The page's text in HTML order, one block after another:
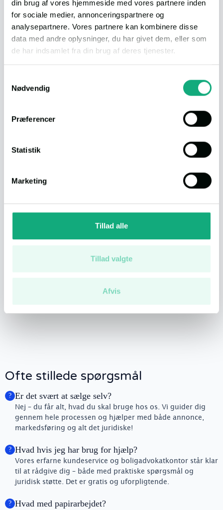
din brug af vores hjemmeside med vores partnere inden
for sociale medier, annonceringspartnere og
analysepartnere. Vores partnere kan kombinere disse
data med andre oplysninger, du har givet dem, eller som
de har indsamlet fra din brug af deres tjenester.
Nødvendig
Præferencer
Statistik
Marketing
Tillad alle
Tillad valgte
Afvis
Opret din boligannonce
Upload billeder, skriv en beskrivelse og sæt din pris. Det tager under 10 minutter.
2
Ofte stillede spørgsmål
? Er det svært at sælge selv?
Nej – du får alt, hvad du skal bruge hos os. Vi guider dig
gennem hele processen og hjælper med både annonce,
markedsføring og alt det juridiske!
? Hvad hvis jeg har brug for hjælp?
Vores erfarne kundeservice og boligadvokatkontor står klar
til at rådgive dig – både med praktiske spørgsmål og
juridisk støtte. Det er gratis og uforpligtende.
? Hvad med papirarbejdet?